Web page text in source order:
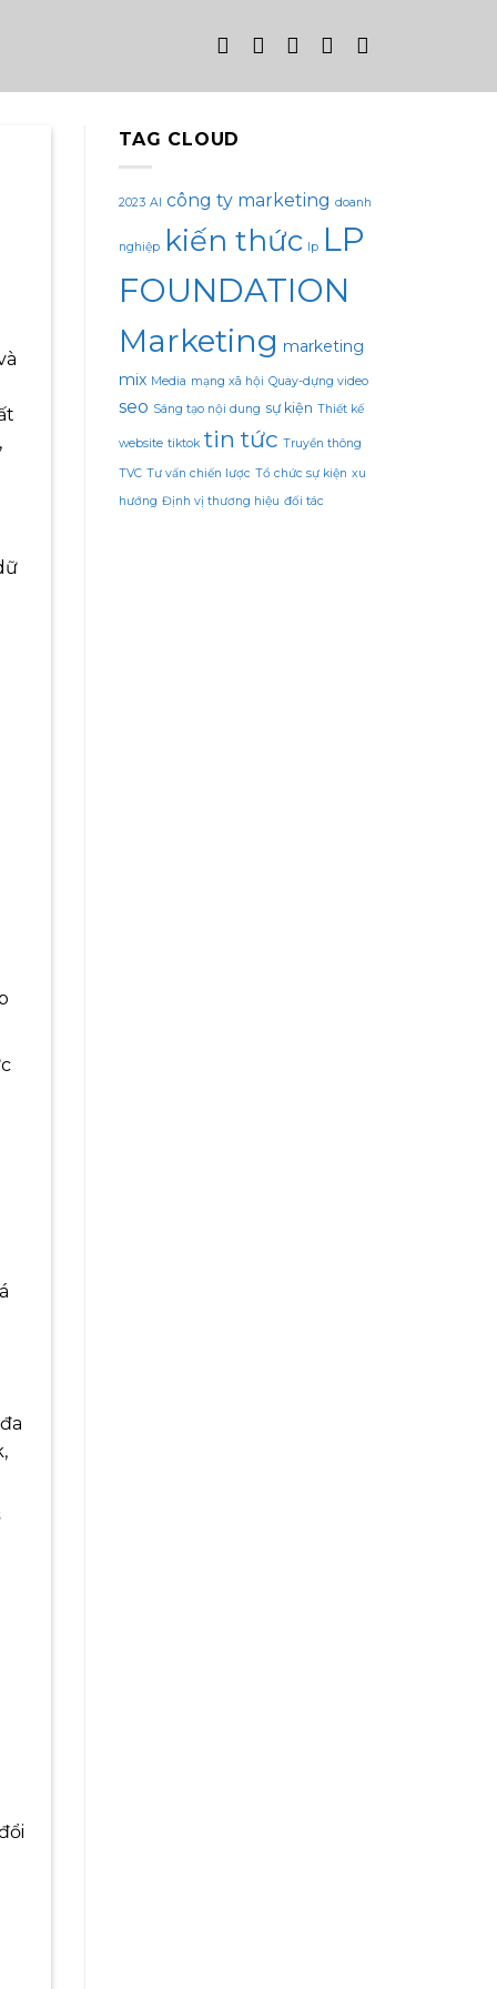
TAG CLOUD
2023 AI công ty marketing doanh
nghiệp kiến thức lp LP
FOUNDATION
Marketing marketing
mix Media mạng xã hội Quay-dựng video
seo Sáng tạo nội dung sự kiện Thiết kế
website tiktok tin tức Truyền thông
TVC Tư vấn chiến lược Tổ chức sự kiện xu
hướng Định vị thương hiệu đối tác